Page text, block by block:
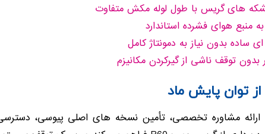
های گریس با طول لوله مکش متفاوت
منبع هوای فشرده استاندارد
ساده بدون نیاز به دمونتاژ کامل
بدون توقف ناشی از گیرکردن مکانیزم
توان پایش ماد
ارائه مشاوره تخصصی، تأمین نسخه های اصلی پیوسی،